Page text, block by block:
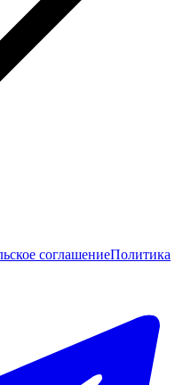
соглашениеПолитика